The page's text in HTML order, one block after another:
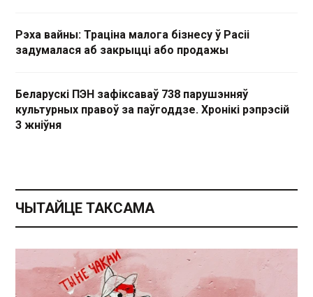
Рэха вайны: Траціна малога бізнесу ў Расіі
задумалася аб закрыцці або продажы
Беларускі ПЭН зафіксаваў 738 парушэнняў
культурных правоў за паўгоддзе. Хронікі рэпрэсій
3 жніўня
ЧЫТАЙЦЕ ТАКСАМА